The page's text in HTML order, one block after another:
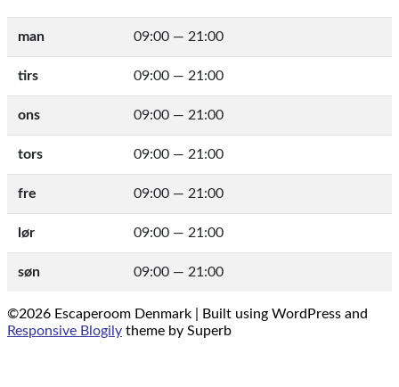
man 09:00 — 21:00
tirs 09:00 — 21:00
ons 09:00 — 21:00
tors 09:00 — 21:00
fre 09:00 — 21:00
lør 09:00 — 21:00
søn 09:00 — 21:00
©2026 Escaperoom Denmark
| Built using WordPress and
Responsive Blogily theme by Superb